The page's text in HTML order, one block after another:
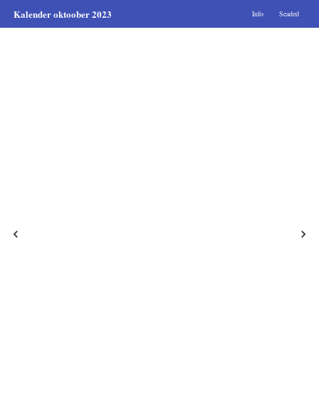
Kalender oktoober 2023 Info Seaded